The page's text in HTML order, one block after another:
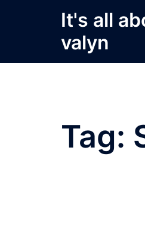
It's all
valyn
Tag: